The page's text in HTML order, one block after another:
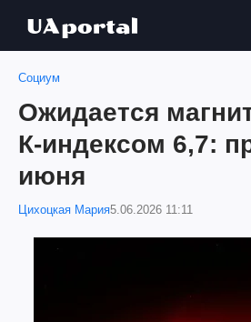
Социум
Ожидается
К-индексом 6,7:
июня
Цихоцкая Мария5.06.2026 11:11